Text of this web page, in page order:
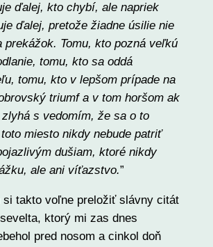
ďalej, kto chybí, ale napriek
ďalej, pretože žiadne úsilie nie
prekážok. Tomu, kto pozná veľkú
tomu, kto sa oddá
tomu, kto v lepšom prípade na
triumf a v tom horšom ak
s vedomím, že sa o to
miesto nikdy nebude patriť
dušiam, ktoré nikdy
ale ani víťazstvo.”
si takto voľne preložiť slávny citát
ktorý mi zas dnes
pred nosom a cinkol doň